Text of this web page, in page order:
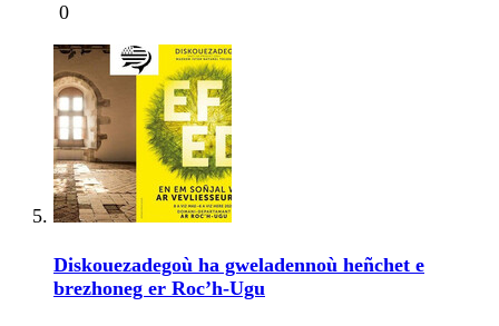
0
Diskouezadegoù ha gweladennoù heñchet e
brezhoneg er Roc’h-Ugu